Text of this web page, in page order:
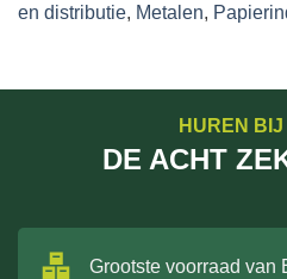
en distributie, Metalen,
HUREN
DE ACHT
Grootste voorraad van